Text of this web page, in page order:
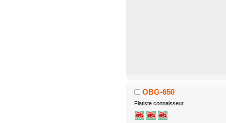
OBG-650
Fiatiste connaisseur